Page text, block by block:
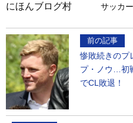
にほんブログ村 サッカ
前の記事
惨敗続きのプ
プ・ノウ…初
でCL敗退！